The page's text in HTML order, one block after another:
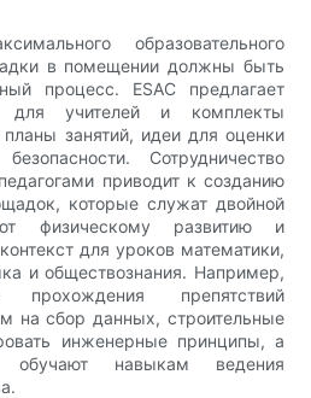
образовательного
в помещении должны быть
процесс. ESAC предлагает
для учителей и комплекты
занятий, идеи для оценки
Сотрудничество
приводит к созданию
которые служат двойной
физическому развитию и
для уроков математики,
и обществознания. Например,
препятствий
на сбор данных, строительные
инженерные принципы, а
обучают навыкам ведения